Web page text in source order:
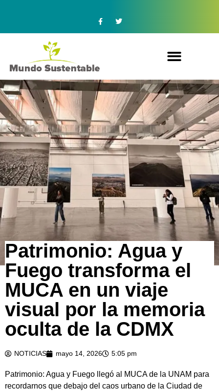
Patrimonio: Agua y
Fuego transforma el
MUCA en un viaje
visual por la memoria
oculta de la CDMX
NOTICIAS mayo 14, 2026 5:05 pm
Patrimonio: Agua y Fuego llegó al MUCA de la UNAM para
recordarnos que debajo del caos urbano de la Ciudad de